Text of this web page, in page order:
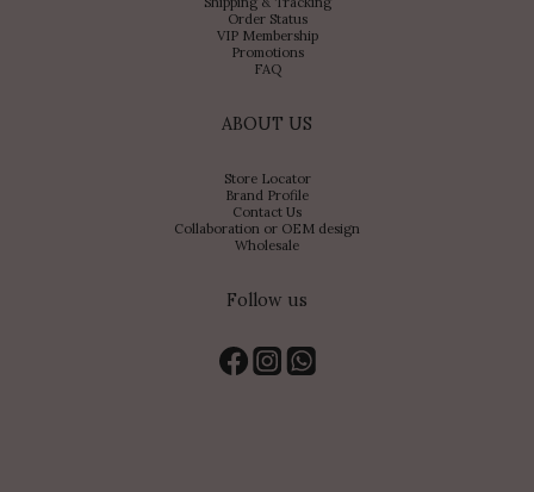
Order Status
VIP Membership
Promotions
FAQ
ABOUT US
Store Locator
Brand Profile
Contact Us
Collaboration or OEM design
Wholesale
Follow us